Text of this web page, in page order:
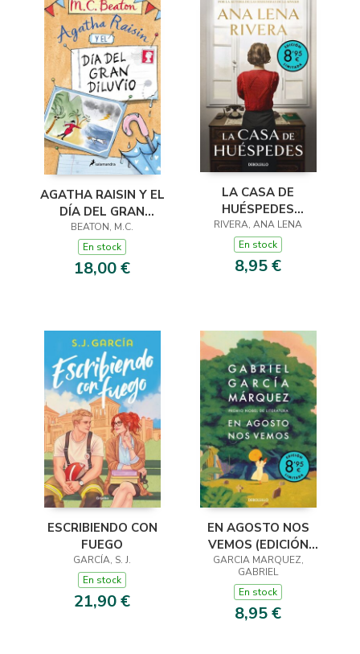
AGATHA RAISIN Y EL
DÍA DEL GRAN
DILUVIO (AGATHA
RAISIN 12)
BEATON, M.C.
En stock
18,00 €
LA CASA DE
HUÉSPEDES
(EDICIÓN LIMITADA ·
VERANO)
RIVERA, ANA LENA
En stock
8,95 €
ESCRIBIENDO CON
FUEGO
GARCÍA, S. J.
En stock
21,90 €
EN AGOSTO NOS
VEMOS (EDICIÓN
LIMITADA)
GARCIA MARQUEZ,
GABRIEL
En stock
8,95 €